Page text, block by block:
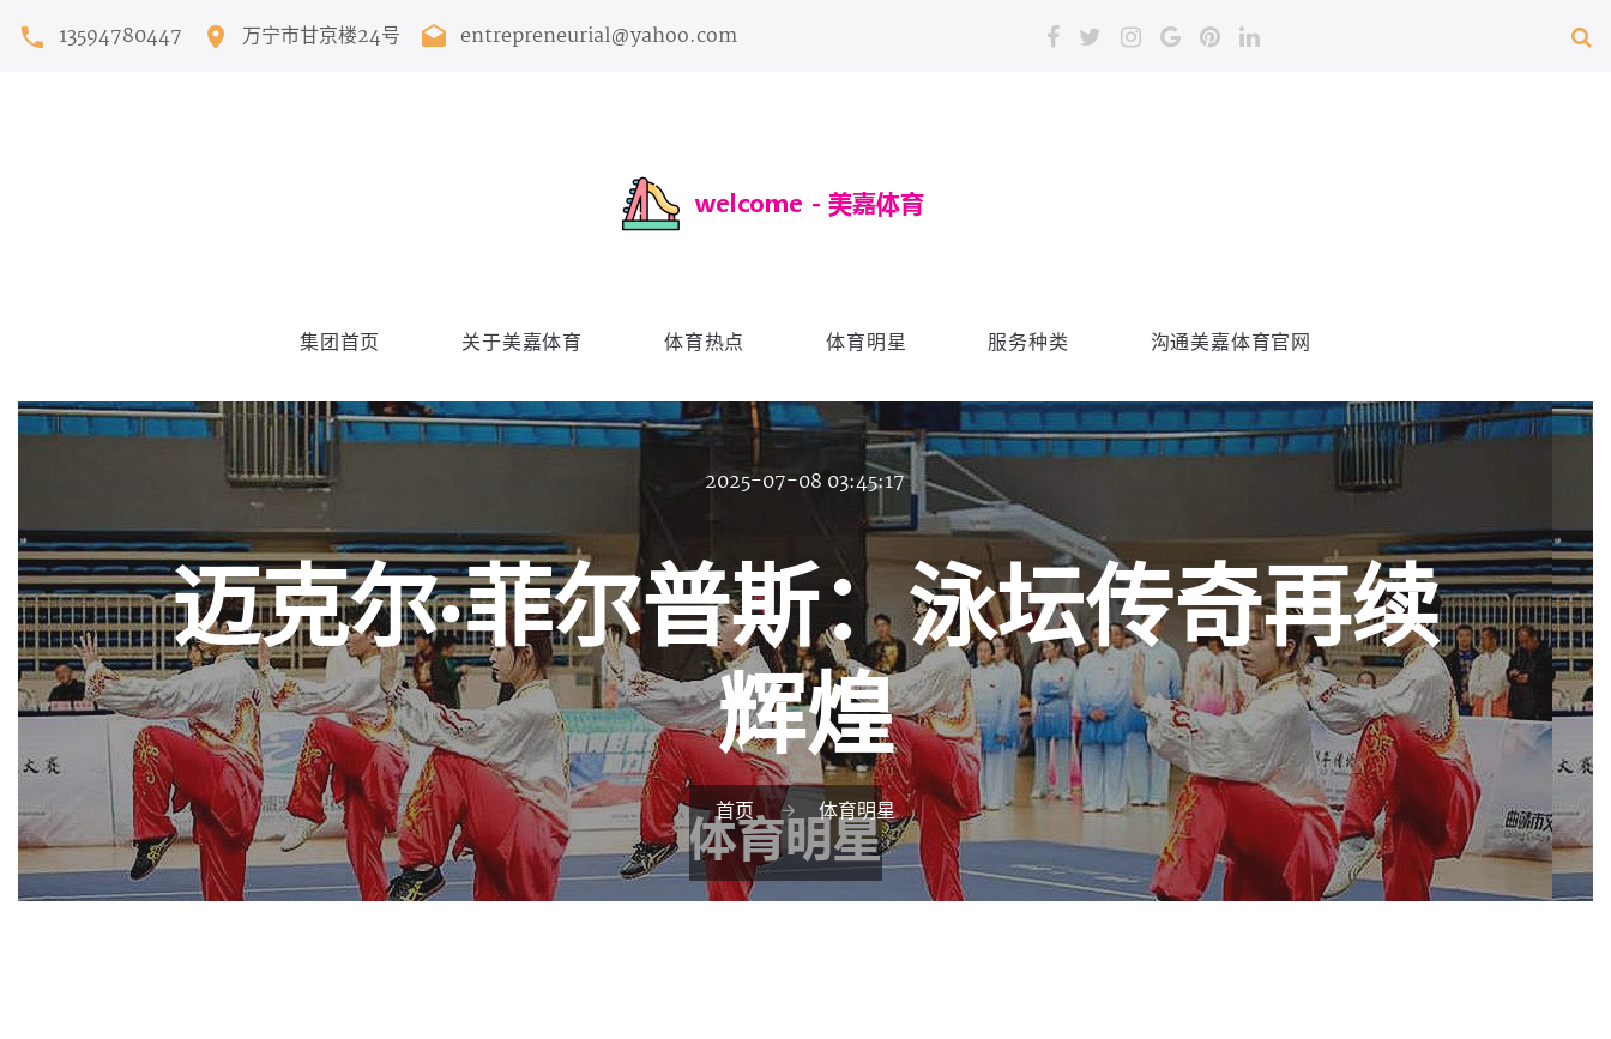
13594780447 万宁市甘京楼24号 entrepreneurial@yahoo.com
集团首页 关于美嘉体育 体育热点 体育明星 服务种类 沟通美嘉体育官网
2025-07-08 03:45:17
迈克尔·菲尔普斯：泳坛传奇再续
辉煌
首页 体育明星